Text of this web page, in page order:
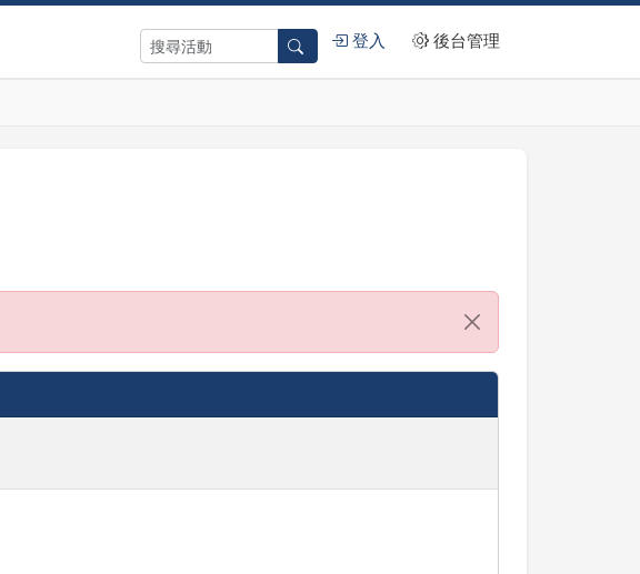
登入 後台管理